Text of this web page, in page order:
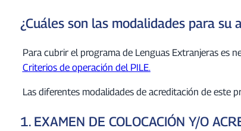
¿Cuáles son las modalidades para su
Para cubrir el programa de Lenguas Extranjeras es
Criterios de operación del PILE.
Las diferentes modalidades de acreditación de este
1. EXAMEN DE COLOCACIÓN Y/O